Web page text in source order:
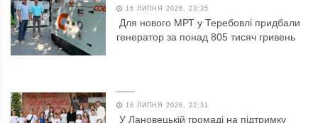
16 ЛИПНЯ 2026, 23:35
Для нового МРТ у Теребовлі придбали
генератор за понад 805 тисяч гривень
16 ЛИПНЯ 2026, 22:31
У Лановецькій громаді на підтримку